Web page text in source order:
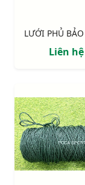
Liên hệ